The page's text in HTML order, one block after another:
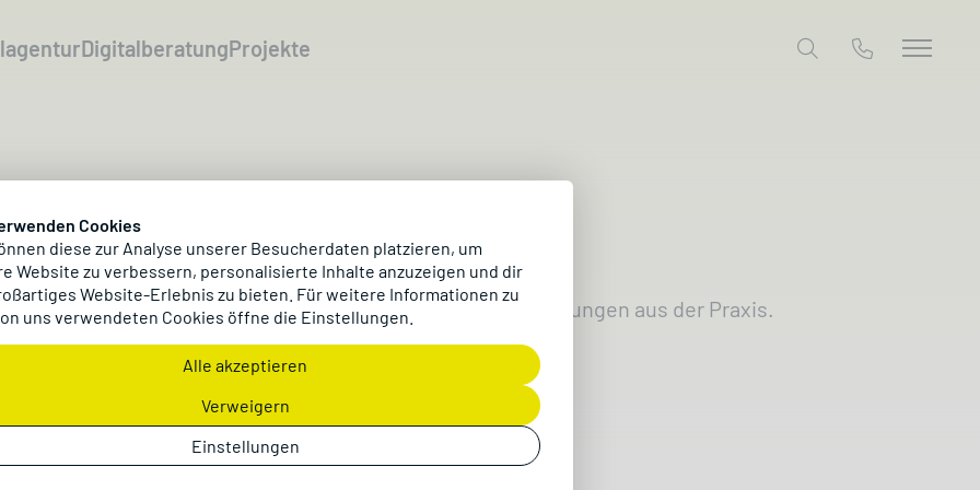
Cookies
diese zur Analyse unserer Besucherdaten platzieren, um
Website zu verbessern, personalisierte Inhalte anzuzeigen und dir
Website-Erlebnis zu bieten. Für weitere Informationen zu
uns verwendeten Cookies öffne die Einstellungen.
Alle akzeptieren
Verweigern
Einstellungen
DigitalberatungProjekte
Blog
macht – in Insights, Fachartikeln und klaren Meinungen aus der Praxis.